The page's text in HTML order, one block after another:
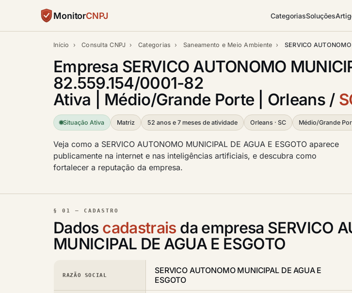
MonitorCNPJ CategoriasSoluções
Início › Consulta CNPJ › Categorias › Saneamento e Meio Ambiente › SERVICO
Empresa SERVICO AUTONOMO
82.559.154/0001-82
Ativa | Médio/Grande Porte | Orleans /
Situação Ativa Matriz 52 anos e 7 meses de atividade Orleans · SC Médio/Grande
Veja como a SERVICO AUTONOMO MUNICIPAL DE AGUA E ESGOTO aparece
publicamente na internet e nas inteligências artificiais, e descubra como
fortalecer a reputação da empresa.
§ 01 — CADASTRO
Dados cadastrais da empresa SERVICO
MUNICIPAL DE AGUA E ESGOTO
RAZÃO SOCIAL
SERVICO AUTONOMO MUNICIPAL DE AGUA E
ESGOTO